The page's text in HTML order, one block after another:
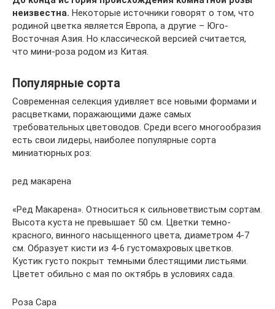
неизвестна. Некоторые источники говорят о том, что
родиной цветка является Европа, а другие – Юго-
Восточная Азия. Но классической версией считается,
что мини-роза родом из Китая.
Популярные сорта
Современная селекция удивляет все новыми формами и
расцветками, поражающими даже самых
требовательных цветоводов. Среди всего многообразия
есть свои лидеры, наиболее популярные сорта
миниатюрных роз:
ред макарена
«Ред Макарена». Относиться к сильноветвистым сортам.
Высота куста не превышает 50 см. Цветки темно-
красного, винного насыщенного цвета, диаметром 4-7
см. Образует кисти из 4-6 густомахровых цветков.
Кустик густо покрыт темными блестящими листьями.
Цветет обильно с мая по октябрь в условиях сада.
Роза Сара